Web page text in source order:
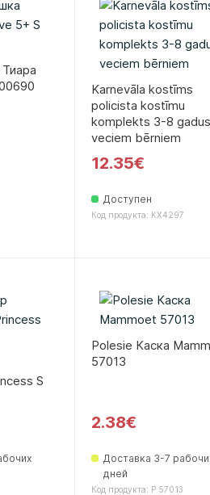
Karnevāla kostīms
policista kostīmu
komplekts 3-8 gadus
veciem bērniem
12.35€
Доступен
Код продукта: KX4297
S
Polesie Каска
57013
2.38€
Доставка 3-7
дней
Код продукта: P 57013